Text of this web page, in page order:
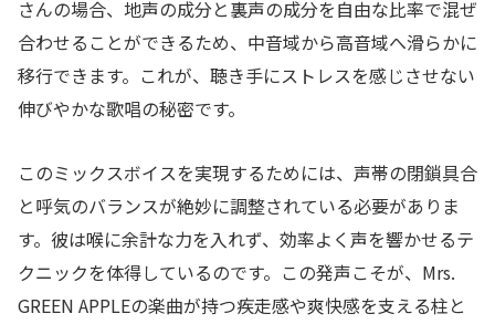
さんの場合、地声の成分と裏声の成分を自由な比率で混ぜ
合わせることができるため、中音域から高音域へ滑らかに
移行できます。これが、聴き手にストレスを感じさせない
伸びやかな歌唱の秘密です。
このミックスボイスを実現するためには、声帯の閉鎖具合
と呼気のバランスが絶妙に調整されている必要がありま
す。彼は喉に余計な力を入れず、効率よく声を響かせるテ
クニックを体得しているのです。この発声こそが、Mrs.
GREEN APPLEの楽曲が持つ疾走感や爽快感を支える柱と